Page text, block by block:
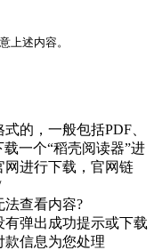
上述内容。
的，一般包括PDF、
一个“稻壳阅读器”进
网进行下载，官网链
法查看内容?
弹出成功提示或下载
款信息为您处理